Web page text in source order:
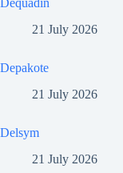
Dequadin
21 July 2026
Depakote
21 July 2026
Delsym
21 July 2026